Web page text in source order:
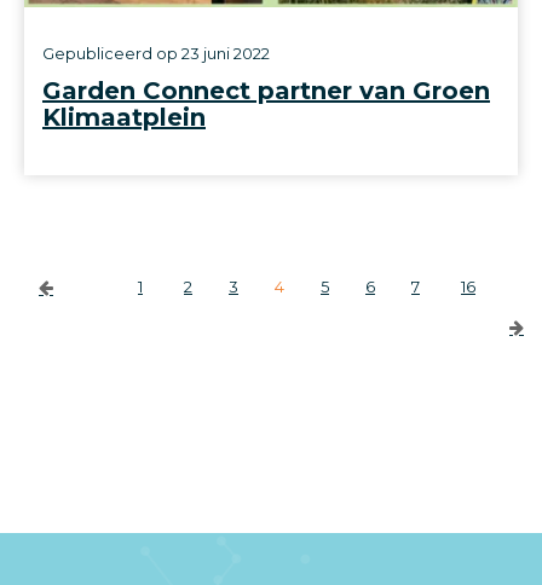
Garden Connect partner van Groen
Klimaatplein
Gepubliceerd op 23 juni 2022
1 2 3 4 5 6 7 16